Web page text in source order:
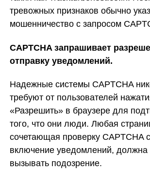
тревожных признаков обычно
мошенничество с запросом
CAPTCHA запрашивает
отправку уведомлений.
Надежные системы CAPTCHA
требуют от пользователей
«Разрешить» в браузере для
того, что они люди. Любая
сочетающая проверку CAPTCHA
включение уведомлений,
вызывать подозрение.